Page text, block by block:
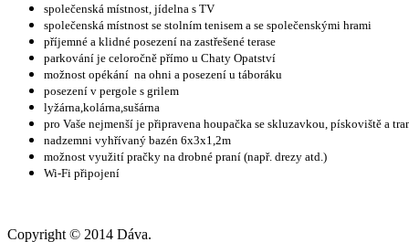
společenská místnost, jídelna s TV
společenská místnost se stolním tenisem a se společenskými hrami
příjemné a klidné posezení na zastřešené terase
parkování je celoročně přímo u Chaty Opatství
možnost opékání na ohni a posezení u táboráku
posezení v pergole s grilem
lyžárna,kolárna,sušárna
pro Vaše nejmenší je připravena houpačka se skluzavkou, pískoviště a
nadzemni vyhřívaný bazén 6x3x1,2m
možnost využití pračky na drobné praní (např. drezy atd.)
Wi-Fi připojení
Copyright © 2014 Dáva.